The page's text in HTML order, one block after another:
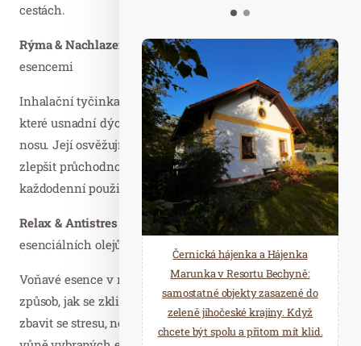
cestách.
Rýma & Nachlazení zavoníeukalyptem, mátoua dalšími
esencemi
Inhalační tyčinka se 100% přírodními esenciálními oleji,
které usnadní dýchání a přinesou úlevu při ucpaném
nosu. Její osvěžující vůně pomáhá uvolnit dutiny a
zlepšit průchodnost dýchacích cest. Ideální pro
každodenní použití, nejen v období nachlazení.
Relax & Antistres s vůní levandule, gerániea dalších
esenciálních olejů
Voňavé esence v relaxační tyčince představují rychlý
způsob, jak se zklidnit. Přírodní cestou vám pomůže
zbavit se stresu, nervozity i nespavosti. Harmonizující
Černická hájenka a Hájenka
Marunka v Resortu Bechyně:
samostatné objekty zasazené do
zeleně jihočeské krajiny. Když
chcete být spolu a přitom mít klid.